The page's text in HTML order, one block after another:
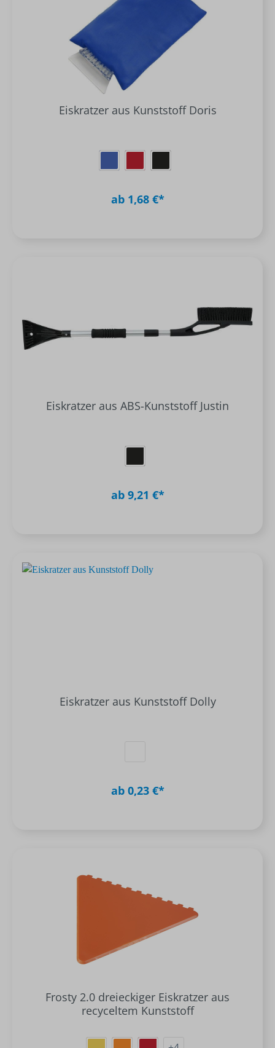
Eiskratzer aus Kunststoff Doris
ab 1,68 €*
Eiskratzer aus ABS-Kunststoff Justin
ab 9,21 €*
Eiskratzer aus Kunststoff Dolly
ab 0,23 €*
Frosty 2.0 dreieckiger Eiskratzer aus
recyceltem Kunststoff